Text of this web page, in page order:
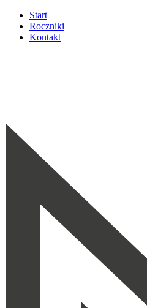
Start
Roczniki
Kontakt